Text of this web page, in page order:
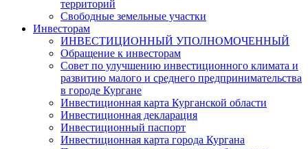
территорий
Свободные земельные участки
Инвесторам
ИНВЕСТИЦИОННЫЙ УПОЛНОМОЧЕННЫЙ
Обращение к инвесторам
Совет по улучшению инвестиционного климата и
развитию малого и среднего предпринимательства
в городе Кургане
Инвестиционная карта Курганской области
Инвестиционная декларация
Инвестиционный паспорт
Инвестиционная карта города Кургана